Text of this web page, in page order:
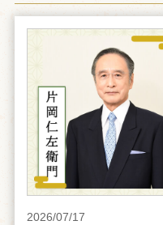
2026/07/17